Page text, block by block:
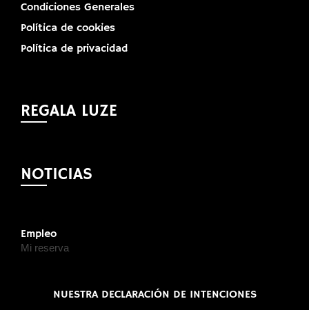
Condiciones Generales
Política de cookies
Política de privacidad
REGALA LUZE
NOTICIAS
Empleo
Mi reserva
NUESTRA DECLARACIÓN DE INTENCIONES